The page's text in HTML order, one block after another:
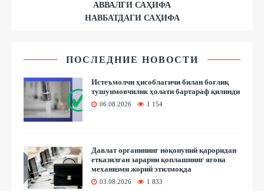
АВВАЛГИ САҲИФА
НАВБАТДАГИ САҲИФА
ПОСЛЕДНИЕ НОВОСТИ
Истеъмолчи ҳисоблагичи билан боғлиқ
тушунмовчилик ҳолати бартараф қилинди
06.08.2026 1 154
Давлат органининг ноқонуний қароридан
етказилган зарарни қоплашнинг ягона
механизми жорий этилмоқда
03.08.2026 1 833